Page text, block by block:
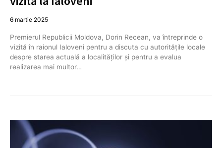
6 martie 2025
Premierul Republicii Moldova, Dorin Recean, va întreprinde o
vizită în raionul Ialoveni pentru a discuta cu autoritățile locale
despre starea actuală a localităților și pentru a evalua
realizarea mai multor…